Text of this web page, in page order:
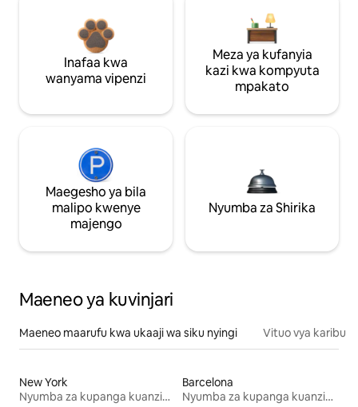
Inafaa kwa
wanyama vipenzi
Meza ya kufanyia
kazi kwa kompyuta
mpakato
Maegesho ya bila
malipo kwenye
majengo
Nyumba za Shirika
Maeneo ya kuvinjari
Maeneo maarufu kwa ukaaji wa siku nyingi Vituo vya karibu
New York
Nyumba za kupanga kuanzia mwezi mmoja
Barcelona
Nyumba za kupanga kuanzia mwezi mmoja